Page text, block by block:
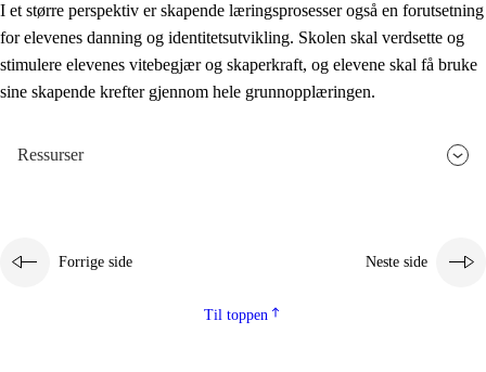
I et større perspektiv er skapende læringsprosesser også en forutsetning
for elevenes danning og identitetsutvikling. Skolen skal verdsette og
stimulere elevenes vitebegjær og skaperkraft, og elevene skal få bruke
sine skapende krefter gjennom hele grunnopplæringen.
Ressurser
Forrige side Neste side
Til toppen